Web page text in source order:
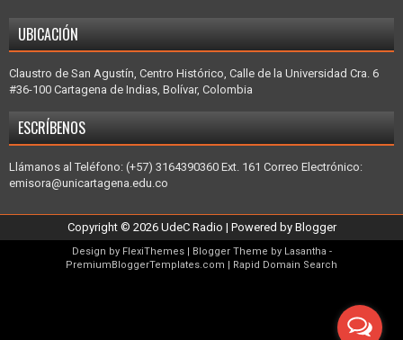
UBICACIÓN
Claustro de San Agustín, Centro Histórico, Calle de la Universidad Cra. 6
#36-100 Cartagena de Indias, Bolívar, Colombia
ESCRÍBENOS
Llámanos al Teléfono: (+57) 3164390360 Ext. 161 Correo Electrónico:
emisora@unicartagena.edu.co
Copyright © 2026 UdeC Radio | Powered by Blogger
Design by FlexiThemes| Blogger Theme by Lasantha -
PremiumBloggerTemplates.com
Rapid Domain Search